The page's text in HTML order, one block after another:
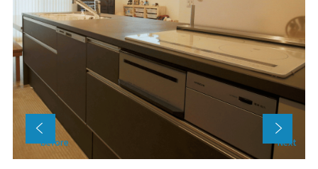
cocoriの強み 事例
組み合わせて安くなる